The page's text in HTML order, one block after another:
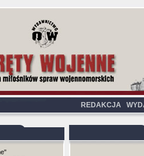
REDAKCJA